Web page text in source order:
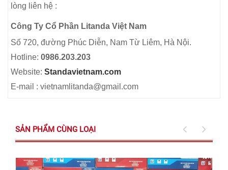
lòng liên hệ :
Công Ty Cổ Phần Litanda Việt Nam
Số 720, đường Phúc Diễn, Nam Từ Liêm, Hà Nội.
Hotline: 0986.203.203
Website: Standavietnam.com
E-mail : vietnamlitanda@gmail.com
SẢN PHẨM CÙNG LOẠI